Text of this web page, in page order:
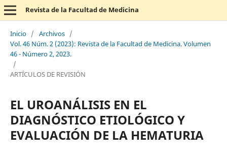
Revista de la Facultad de Medicina
Inicio / Archivos /
Vol. 46 Núm. 2 (2023): Revista de la Facultad de Medicina. Volumen
46 - Número 2, 2023.
/
ARTÍCULOS DE REVISIÓN
EL UROANÁLISIS EN EL
DIAGNÓSTICO ETIOLÓGICO Y
EVALUACIÓN DE LA HEMATURIA